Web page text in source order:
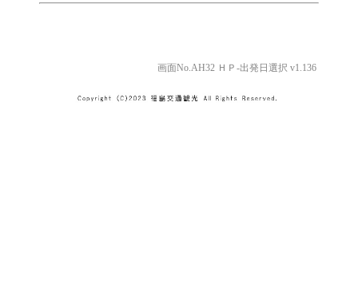
画面No.AH32 ＨＰ-出発日選択 v1.136